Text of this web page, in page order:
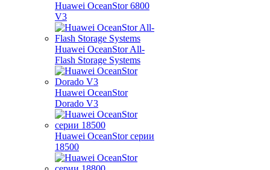
Huawei OceanStor 6800
V3
Huawei OceanStor All-
Flash Storage Systems
Huawei OceanStor
Dorado V3
Huawei OceanStor серии
18500